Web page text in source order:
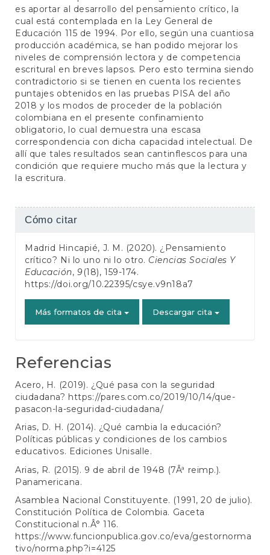
es aportar al desarrollo del pensamiento crítico, la
cual está contemplada en la Ley General de
Educación 115 de 1994. Por ello, según una cuantiosa
producción académica, se han podido mejorar los
niveles de comprensión lectora y de competencia
escritural en breves lapsos. Pero esto termina siendo
contradictorio si se tienen en cuenta los recientes
puntajes obtenidos en las pruebas PISA del año
2018 y los modos de proceder de la población
colombiana en el presente confinamiento
obligatorio, lo cual demuestra una escasa
correspondencia con dicha capacidad intelectual. De
allí que tales resultados sean cantinflescos para una
condición que requiere mucho más que la lectura y
la escritura.
Detalles
artículo
Cómo citar
Madrid Hincapié, J. M. (2020). ¿Pensamiento
crítico? Ni lo uno ni lo otro. Ciencias Sociales Y
Educación,9(18), 159-174.
https://doi.org/10.22395/csye.v9n18a7
Más formatos de cita Descargar cita
Referencias
Acero, H. (2019). ¿Qué pasa con la seguridad
ciudadana? https://pares.com.co/2019/10/14/que-
pasacon-la-seguridad-ciudadana/
Arias, D. H. (2014). ¿Qué cambia la educación?
Políticas públicas y condiciones de los cambios
educativos. Ediciones Unisalle.
Arias, R. (2015). 9 de abril de 1948 (7Âª reimp.).
Panamericana.
Asamblea Nacional Constituyente. (1991, 20 de julio).
Constitución Política de Colombia. Gaceta
Constitucional n.Â° 116.
https://www.funcionpublica.gov.co/eva/gestornorma
tivo/norma.php?i=4125